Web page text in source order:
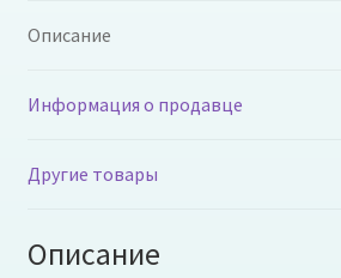
Описание
Информация о продавце
Другие товары
Описание